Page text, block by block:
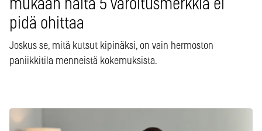
mukaan näitä 5 varoitusmerkkiä ei
pidä ohittaa
Joskus se, mitä kutsut kipinäksi, on vain hermoston
paniikkitila menneistä kokemuksista.